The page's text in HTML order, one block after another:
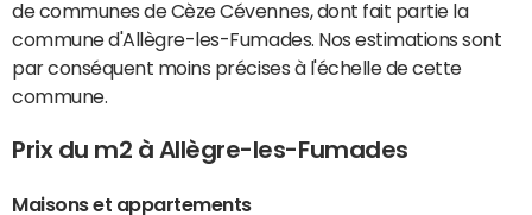
de communes de Cèze Cévennes, dont fait partie la
commune d'Allègre-les-Fumades. Nos estimations sont
par conséquent moins précises à l'échelle de cette
commune.
Prix du m2 à Allègre-les-Fumades
Maisons et appartements